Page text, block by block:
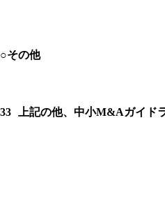
○その他
33 上記の他、中小M&Aガイド